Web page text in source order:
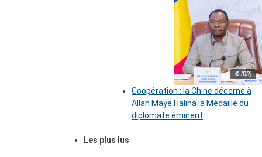
© (DR)
Coopération : la Chine décerne à
Allah Maye Halina la Médaille du
diplomate éminent
Les plus lus